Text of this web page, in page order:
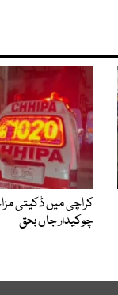
کراچی میں ڈکیتی
چوکیدار جاں بحق